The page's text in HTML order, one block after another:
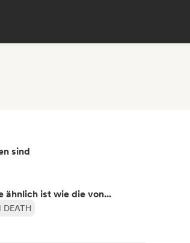
sind
ähnlich ist wie die von...
DEATH